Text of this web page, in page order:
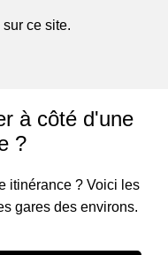
ce site.
à côté d'une
?
itinérance ? Voici les
gares des environs.